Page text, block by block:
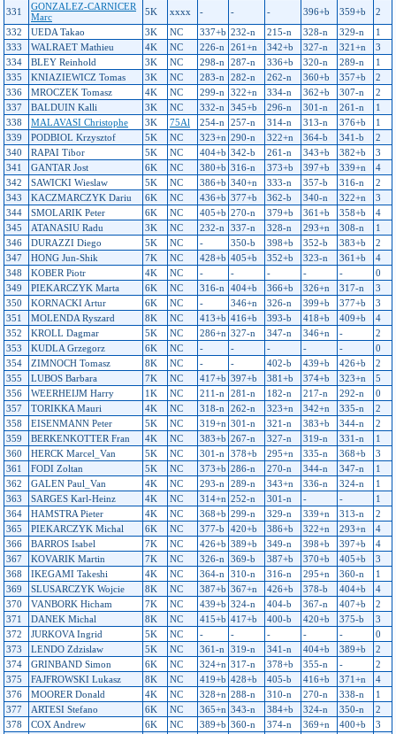
331
GONZALEZ-CARNICER
Marc
5K xxxx - - - 396+b 359+b
2
332
UEDA Takao 3K NC 337+b 232-n 215-n 328-n 329-n
1
333
WALRAET Mathieu 4K NC 226-n 261+n 342+b 327-n 321+n
3
334
BLEY Reinhold 3K NC 298-n 287-n 336+b 320-n 289-n
1
335
KNIAZIEWICZ Tomas 3K NC 283-n 282-n 262-n 360+b 357+b
2
336
MROCZEK Tomasz 4K NC 299-n 322+n 334-n 362+b 307-n
2
337
BALDUIN Kalli 3K NC 332-n 345+b 296-n 301-n 261-n
1
338
MALAVASI Christophe 3K 75Al 254-n 257-n 314-n 313-n 376+b
1
339
PODBIOL Krzysztof 5K NC 323+n 290-n 322+n 364-b 341-b
2
340
RAPAI Tibor 5K NC 404+b 342-b 261-n 343+b 382+b
3
341
GANTAR Jost 6K NC 380+b 316-n 373+b 397+b 339+n
4
342
SAWICKI Wieslaw 5K NC 386+b 340+n 333-n 357-b 316-n
2
343
KACZMARCZYK Dariu 6K NC 436+b 377+b 362-b 340-n 322+n
3
344
SMOLARIK Peter 6K NC 405+b 270-n 379+b 361+b 358+b
4
345
ATANASIU Radu 3K NC 232-n 337-n 328-n 293+n 308-n
1
346
DURAZZI Diego 5K NC - 350-b 398+b 352-b 383+b
2
347
HONG Jun-Shik 7K NC 428+b 405+b 352+b 323-n 361+b
4
348
KOBER Piotr 4K NC - - - - -
0
349
PIEKARCZYK Marta 6K NC 316-n 404+b 366+b 326+n 317-n
3
350
KORNACKI Artur 6K NC - 346+n 326-n 399+b 377+b
3
351
MOLENDA Ryszard 8K NC 413+b 416+b 393-b 418+b 409+b
4
352
KROLL Dagmar 5K NC 286+n 327-n 347-n 346+n -
2
353
KUDLA Grzegorz 6K NC - - - - -
0
354
ZIMNOCH Tomasz 8K NC - - 402-b 439+b 426+b
2
355
LUBOS Barbara 7K NC 417+b 397+b 381+b 374+b 323+n
5
356
WEERHEIJM Harry 1K NC 211-n 281-n 182-n 217-n 292-n
0
357
TORIKKA Mauri 4K NC 318-n 262-n 323+n 342+n 335-n
2
358
EISENMANN Peter 5K NC 319+n 301-n 321-n 383+b 344-n
2
359
BERKENKOTTER Fran 4K NC 383+b 267-n 327-n 319-n 331-n
1
360
HERCK Marcel_Van 5K NC 301-n 378+b 295+n 335-n 368+b
3
361
FODI Zoltan 5K NC 373+b 286-n 270-n 344-n 347-n
1
362
GALEN Paul_Van 4K NC 293-n 289-n 343+n 336-n 324-n
1
363
SARGES Karl-Heinz 4K NC 314+n 252-n 301-n - -
1
364
HAMSTRA Pieter 4K NC 368+b 299-n 329-n 339+n 313-n
2
365
PIEKARCZYK Michal 6K NC 377-b 420+b 386+b 322+n 293+n
4
366
BARROS Isabel 7K NC 426+b 389+b 349-n 398+b 397+b
4
367
KOVARIK Martin 7K NC 326-n 369-b 387+b 370+b 405+b
3
368
IKEGAMI Takeshi 4K NC 364-n 310-n 316-n 295+n 360-n
1
369
SLUSARCZYK Wojcie 8K NC 387+b 367+n 426+b 378-b 404+b
4
370
VANBORK Hicham 7K NC 439+b 324-n 404-b 367-n 407+b
2
371
DANEK Michal 8K NC 415+b 417+b 400-b 420+b 375-b
3
372
JURKOVA Ingrid 5K NC - - - - -
0
373
LENDO Zdzislaw 5K NC 361-n 319-n 341-n 404+b 389+b
2
374
GRINBAND Simon 6K NC 324+n 317-n 378+b 355-n -
2
375
FAJFROWSKI Lukasz 8K NC 419+b 428+b 405-b 416+b 371+n
4
376
MOORER Donald 4K NC 328+n 288-n 310-n 270-n 338-n
1
377
ARTESI Stefano 6K NC 365+n 343-n 384+b 324-n 350-n
2
378
COX Andrew 6K NC 389+b 360-n 374-n 369+n 400+b 3